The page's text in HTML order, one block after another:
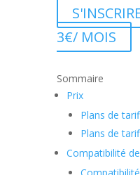
3€/ MOIS
Sommaire
Prix
Plans de
Plans de
Compatibilité